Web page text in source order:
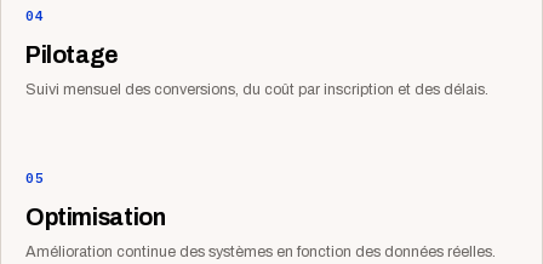
04
Pilotage
Suivi mensuel des conversions, du coût par inscription et des délais.
05
Optimisation
Amélioration continue des systèmes en fonction des données réelles.